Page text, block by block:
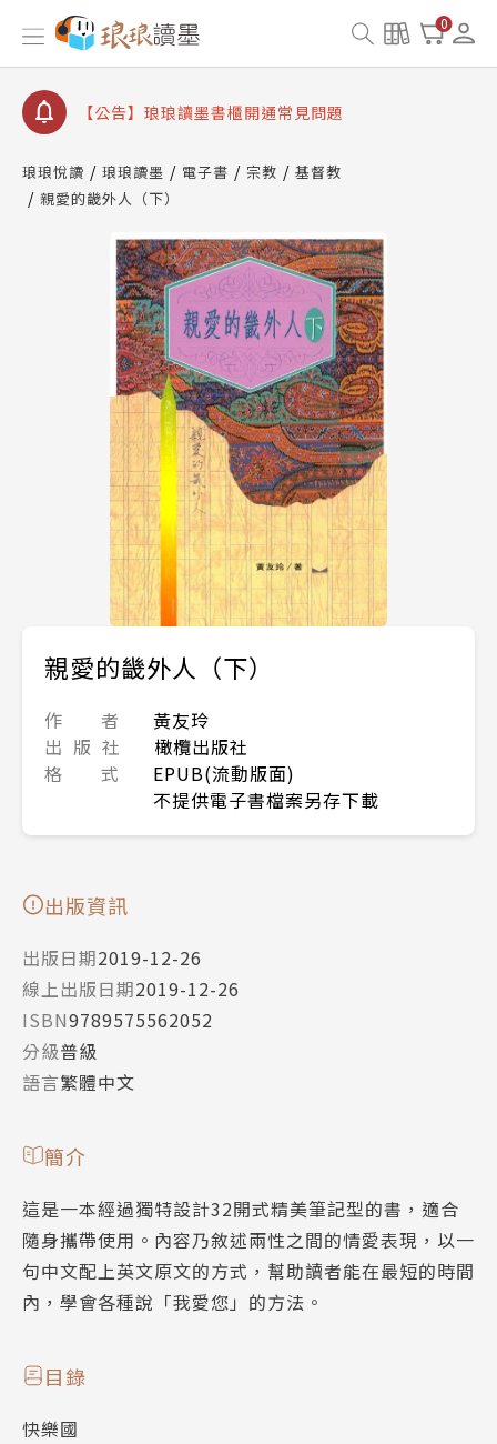
0
【公告】因 Readmoo 讀墨系統維護中，本站同步暫
停部分閱讀服務
【公告】琅琅讀墨數位閱讀資產合併與書櫃開通申請
【公告】琅琅讀墨書櫃開通常見問題
請圖文教學
【公告】琅琅書店服務升級重要說明及資產合併結果
查詢
【公告】因 Readmoo 讀墨系統維護中，本站同步暫
停部分閱讀服務
琅琅悅讀 琅琅讀墨 電子書 宗教
基督教
親愛的畿外人（下）
親愛的畿外人（下）
作 者
黃友玲
出 版 社
橄欖出版社
格 式
EPUB(流動版面)
不提供電子書檔案另存下載
出版資訊
出版日期2019-12-26
線上出版日期2019-12-26
ISBN9789575562052
分級普級
語言繁體中文
簡介
這是一本經過獨特設計32開式精美筆記型的書，適合
隨身攜帶使用。內容乃敘述兩性之間的情愛表現，以一
句中文配上英文原文的方式，幫助讀者能在最短的時間
內，學會各種說「我愛您」的方法。
目錄
快樂國